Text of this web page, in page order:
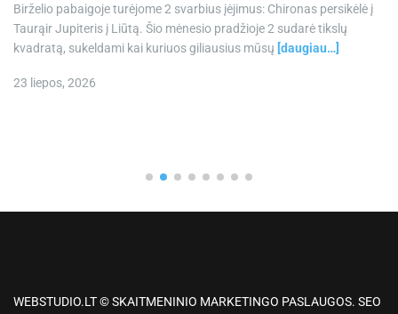
Birželio pabaigoje turėjome 2 svarbius įėjimus: Chironas persikėlė į
Taurąir Jupiteris į Liūtą. Šio mėnesio pradžioje 2 sudarė tikslų
kvadratą, sukeldami kai kuriuos giliausius mūsų [daugiau…]
23 liepos, 2026
WEBSTUDIO.LT © SKAITMENINIO MARKETINGO PASLAUGOS. SEO